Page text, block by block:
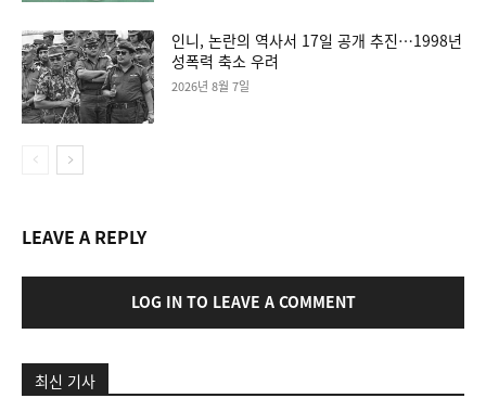
인니, 논란의 역사서 17일 공개 추진…1998년
성폭력 축소 우려
2026년 8월 7일
LEAVE A REPLY
LOG IN TO LEAVE A COMMENT
최신 기사